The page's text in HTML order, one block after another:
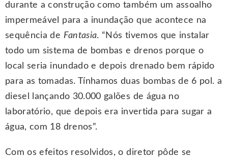
durante a construção como também um assoalho
impermeável para a inundação que acontece na
sequência de Fantasia. “Nós tivemos que instalar
todo um sistema de bombas e drenos porque o
local seria inundado e depois drenado bem rápido
para as tomadas. Tínhamos duas bombas de 6 pol. a
diesel lançando 30.000 galões de água no
laboratório, que depois era invertida para sugar a
água, com 18 drenos”.
Com os efeitos resolvidos, o diretor pôde se